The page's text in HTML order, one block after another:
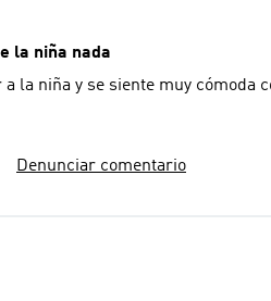
la niña nada
la niña y se siente muy cómoda
Denunciar comentario